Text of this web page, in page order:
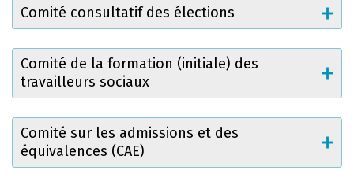
Comité consultatif des élections
Comité de la formation (initiale) des
travailleurs sociaux
Comité sur les admissions et des
équivalences (CAE)